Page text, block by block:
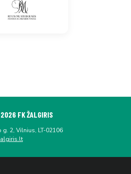
FK ŽALGIRIS
g. 2, Vilnius, LT-02106